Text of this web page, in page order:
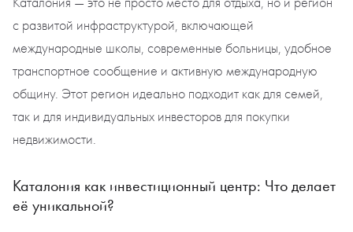
с развитой инфраструктурой, включающей
международные школы, современные больницы, удобное
транспортное сообщение и активную международную
общину. Этот регион идеально подходит как для семей,
так и для индивидуальных инвесторов для покупки
недвижимости.
Каталония как инвестиционный центр: Что делает
её уникальной?